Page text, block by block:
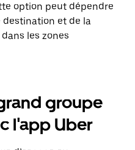
option peut dépendre
destination et de la
les zones
groupe
l'app Uber